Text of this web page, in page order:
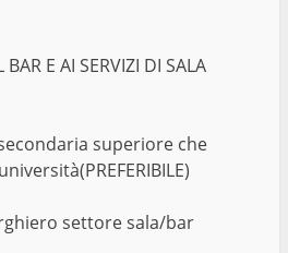
E AI SERVIZI DI SALA
superiore che
settore sala/bar